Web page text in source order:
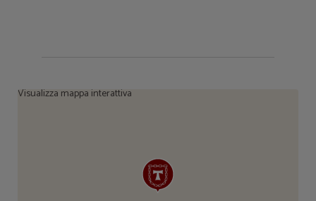
Visualizza mappa interattiva